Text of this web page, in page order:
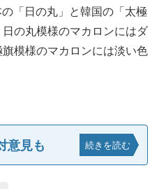
「日の丸」と韓国の「太極
の丸模様のマカロンにはダ
模様のマカロンには淡い色
意見も 続きを読む